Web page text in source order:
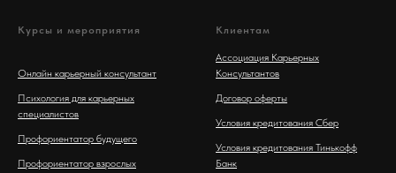
Курсы и мероприятия
Онлайн карьерный консультант
Психология для карьерных
специалистов
Профориентатор будущего
Профориентатор взрослых
Клиентам
Ассоциация Карьерных
Консультантов
Договор оферты
Условия кредитования Сбер
Условия кредитования Тинькофф
Банк